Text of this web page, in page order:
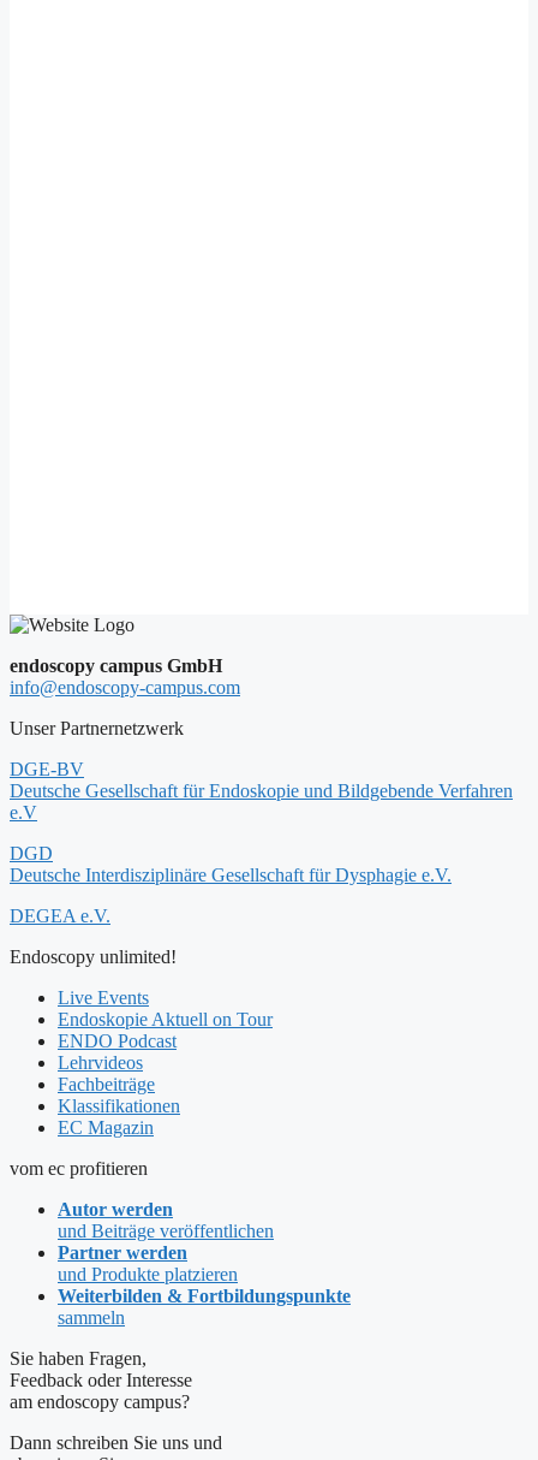
endoscopy campus GmbH
info@endoscopy-campus.com
Unser Partnernetzwerk
DGE-BV
Deutsche Gesellschaft für Endoskopie und Bildgebende Verfahren
e.V
DGD
Deutsche Interdisziplinäre Gesellschaft für Dysphagie e.V.
DEGEA e.V.
Endoscopy unlimited!
Live Events
Endoskopie Aktuell on Tour
ENDO Podcast
Lehrvideos
Fachbeiträge
Klassifikationen
EC Magazin
vom ec profitieren
Autor werden
und Beiträge veröffentlichen
Partner werden
und Produkte platzieren
Weiterbilden & Fortbildungspunkte
sammeln
Sie haben Fragen,
Feedback oder Interesse
am endoscopy campus?
Dann schreiben Sie uns und